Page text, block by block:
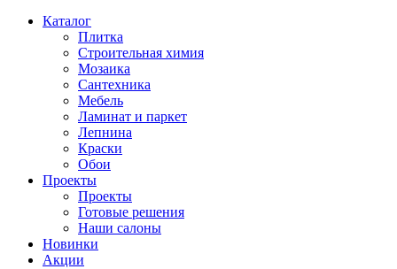
Каталог
Плитка
Строительная химия
Мозаика
Сантехника
Мебель
Ламинат и паркет
Лепнина
Краски
Обои
Проекты
Проекты
Готовые решения
Наши салоны
Новинки
Акции